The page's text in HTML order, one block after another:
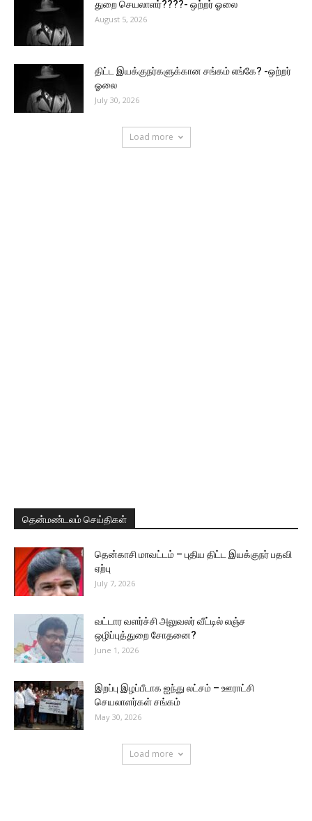
துறை செயலாளர்????- ஒற்றர் ஓலை
August 5, 2026
திட்ட இயக்குநர்களுக்கான சங்கம் எங்கே? -ஒற்றர்
ஓலை
July 30, 2026
Load more
தென்மண்டலம் செய்திகள்
தென்காசி மாவட்டம் – புதிய திட்ட இயக்குநர் பதவி
ஏற்பு
July 7, 2026
வட்டார வளர்ச்சி அலுவலர் வீட்டில் லஞ்ச
ஒழிப்புத்துறை சோதனை?
June 1, 2026
இறப்பு இழப்பீடாக ஐந்து லட்சம் – ஊராட்சி
செயலாளர்கள் சங்கம்
May 30, 2026
Load more